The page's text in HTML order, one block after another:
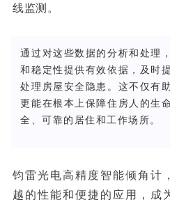
线监测。
通过对这些数据的分析和处理
和稳定性提供有效依据，及时
处理房屋安全隐患。这不仅有
更能在根本上保障住房人的生
全、可靠的居住和工作场所。
钧雷光电高精度智能倾角计
越的性能和便捷的应用，成